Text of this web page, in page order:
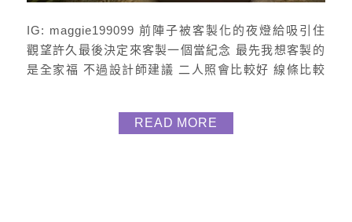
IG: maggie199099 前陣子被客製化的夜燈給吸引住
觀望許久最後決定來客製一個當紀念 最先我想客製的
是全家福 不過設計師建議 二人照會比較好 線條比較
看能放多久 (因為我們偶爾會吵架怕被摔了) 好啦這是
READ MORE